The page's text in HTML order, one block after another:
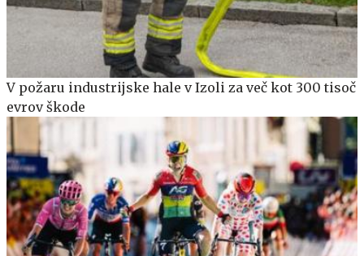
V požaru industrijske hale v Izoli za več kot 300 tisoč
evrov škode